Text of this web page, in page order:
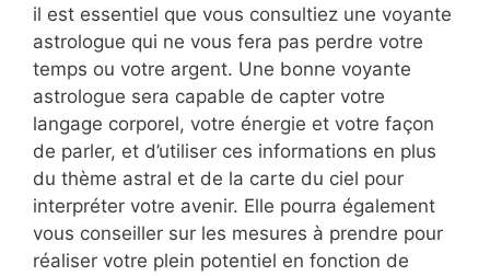
il est essentiel que vous consultiez une voyante
astrologue qui ne vous fera pas perdre votre
temps ou votre argent. Une bonne voyante
astrologue sera capable de capter votre
langage corporel, votre énergie et votre façon
de parler, et d’utiliser ces informations en plus
du thème astral et de la carte du ciel pour
interpréter votre avenir. Elle pourra également
vous conseiller sur les mesures à prendre pour
réaliser votre plein potentiel en fonction de